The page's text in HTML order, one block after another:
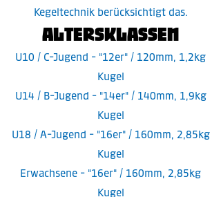
Kegeltechnik berücksichtigt das.
Altersklassen
U10 / C-Jugend - "12er" / 120mm, 1,2kg
Kugel
U14 / B-Jugend - "14er" / 140mm, 1,9kg
Kugel
U18 / A-Jugend - "16er" / 160mm, 2,85kg
Kugel
Erwachsene - "16er" / 160mm, 2,85kg
Kugel